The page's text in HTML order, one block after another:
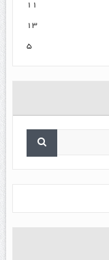
۱۱
۱۳
۵